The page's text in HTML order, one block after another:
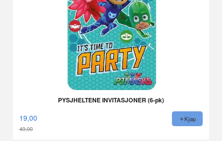
PYSJHELTENE INVITASJONER (6-pk)
19,00
49,00
Kjøp